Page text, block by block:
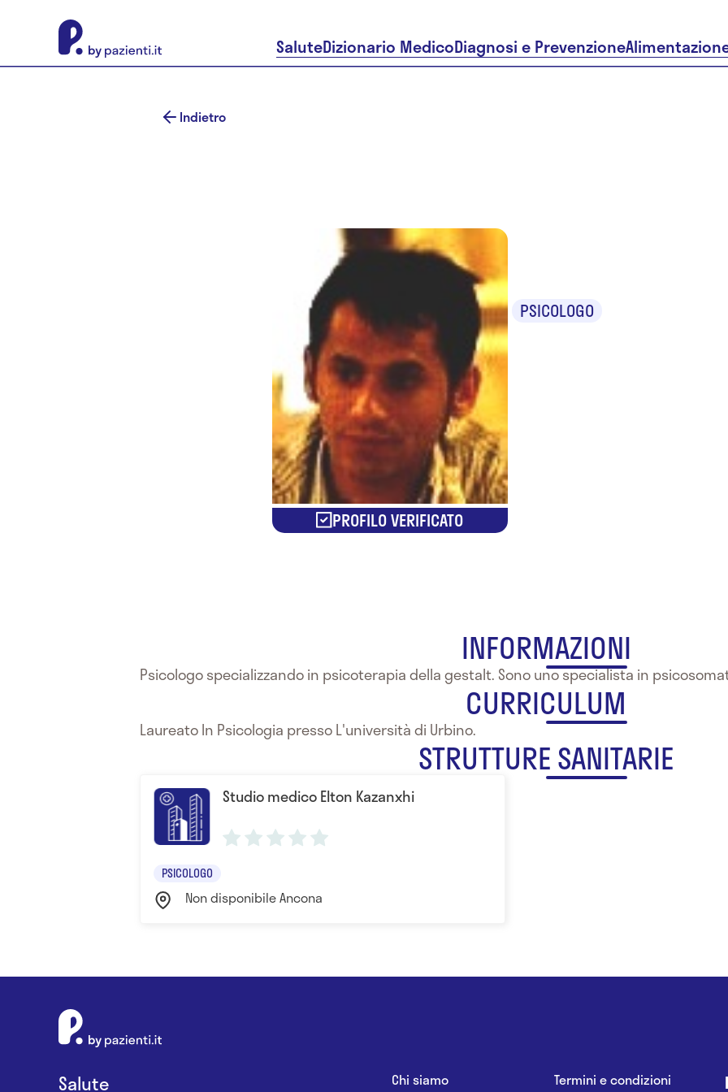
SaluteDizionario MedicoDiagnosi e Prevenzione
Indietro
PROFILO VERIFICATO
PSICOLOGO
INFORMAZIONI
Psicologo specializzando in psicoterapia della gestalt. Sono uno specialista in
CURRICULUM
Laureato In Psicologia presso L'università di Urbino.
STRUTTURE SANITARIE
Studio medico Elton Kazanxhi
PSICOLOGO
Non disponibile Ancona
Salute Chi siamo Termini e condizioni